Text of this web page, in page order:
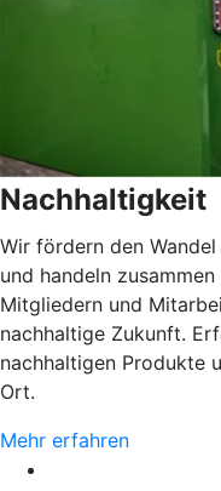
Nachhaltigkeit
Wir fördern den
und handeln
Mitgliedern und
nachhaltige Zukunft.
nachhaltigen Produkte
Ort.
Mehr erfahren